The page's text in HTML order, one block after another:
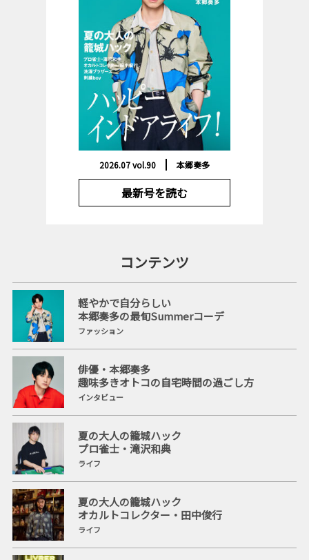
2026.07 vol.90 本郷奏多
最新号を読む
コンテンツ
軽やかで自分らしい
本郷奏多の最旬Summerコーデ
ファッション
俳優・本郷奏多
趣味多きオトコの自宅時間の過ごし方
インタビュー
夏の大人の籠城ハック
プロ雀士・滝沢和典
ライフ
夏の大人の籠城ハック
オカルトコレクター・田中俊行
ライフ